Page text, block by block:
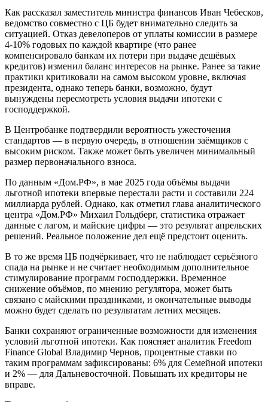
Как рассказал заместитель министра финансов Иван Чебесков,
ведомство совместно с ЦБ будет внимательно следить за
ситуацией. Отказ девелоперов от уплаты комиссии в размере
4-10% годовых по каждой квартире (что ранее
компенсировало банкам их потери при выдаче дешёвых
кредитов) изменил баланс интересов на рынке. Ранее за такие
практики критиковали на самом высоком уровне, включая
президента, однако теперь банки, возможно, будут
вынуждены пересмотреть условия выдачи ипотеки с
господдержкой.
В Центробанке подтвердили вероятность ужесточения
стандартов — в первую очередь, в отношении заёмщиков с
высоким риском. Также может быть увеличен минимальный
размер первоначального взноса.
По данным «Дом.РФ», в мае 2025 года объёмы выдачи
льготной ипотеки впервые перестали расти и составили 224
миллиарда рублей. Однако, как отметил глава аналитического
центра «Дом.РФ» Михаил Гольдберг, статистика отражает
данные с лагом, и майские цифры — это результат апрельских
решений. Реальное положение дел ещё предстоит оценить.
В то же время ЦБ подчёркивает, что не наблюдает серьёзного
спада на рынке и не считает необходимым дополнительное
стимулирование программ господдержки. Временное
снижение объёмов, по мнению регулятора, может быть
связано с майскими праздниками, и окончательные выводы
можно будет сделать по результатам летних месяцев.
Банки сохраняют ограниченные возможности для изменения
условий льготной ипотеки. Как поясняет аналитик Freedom
Finance Global Владимир Чернов, процентные ставки по
таким программам зафиксированы: 6% для Семейной ипотеки
и 2% — для Дальневосточной. Повышать их кредиторы не
вправе.